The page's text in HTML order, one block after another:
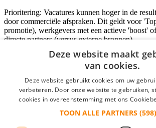
Prioritering: Vacatures kunnen hoger in de
door commerciële afspraken. Dit geldt voor
promotie), werkgevers met een actieve 'boost'
directe partners (versus externe bronnen).
Inloggen als bedrijf
*
Deze website maakt
van cookies.
Deze website gebruikt cookies om uw
verbeteren. Door onze website te gebruiken,
cookies in overeenstemming met ons
TOON ALLE PARTNERS